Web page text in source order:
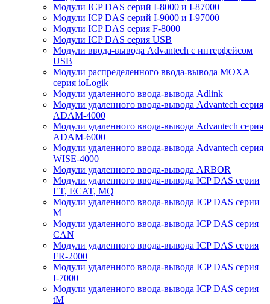
Модули ICP DAS серий I-8000 и I-87000
Модули ICP DAS серий I-9000 и I-97000
Модули ICP DAS серия F-8000
Модули ICP DAS серия USB
Модули ввода-вывода Advantech с интерфейсом
USB
Модули распределенного ввода-вывода MOXA
серия ioLogik
Модули удаленного ввода-вывода Adlink
Модули удаленного ввода-вывода Advantech серия
ADAM-4000
Модули удаленного ввода-вывода Advantech серия
ADAM-6000
Модули удаленного ввода-вывода Advantech серия
WISE-4000
Модули удаленного ввода-вывода ARBOR
Модули удаленного ввода-вывода ICP DAS серии
ET, ECAT, MQ
Модули удаленного ввода-вывода ICP DAS серии
M
Модули удаленного ввода-вывода ICP DAS серия
CAN
Модули удаленного ввода-вывода ICP DAS серия
FR-2000
Модули удаленного ввода-вывода ICP DAS серия
I-7000
Модули удаленного ввода-вывода ICP DAS серия
tM